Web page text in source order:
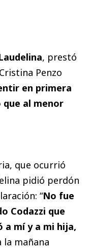
, prestó
Penzo
en primera
que al menor
que ocurrió
pidió perdón
“No fue
Codazzi que
a mí y a mi hija,
la mañana